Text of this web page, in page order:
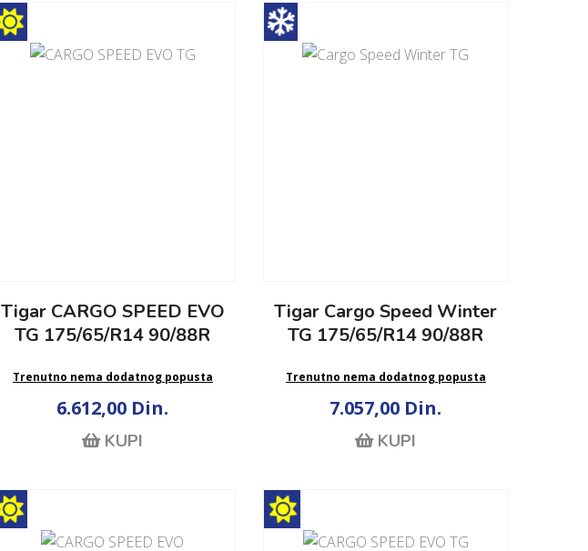
Tigar CARGO SPEED EVO
TG 175/65/R14 90/88R
Trenutno nema dodatnog popusta
6.612,00 Din.
KUPI
Tigar Cargo Speed Winter
TG 175/65/R14 90/88R
Trenutno nema dodatnog popusta
7.057,00 Din.
KUPI